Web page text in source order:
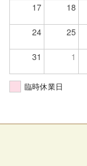
17 18
24 25
31 1
臨時休業日